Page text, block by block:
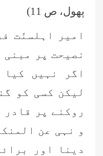
پھول، ص 11)
امیر اہلسنّت
نصیحت پر
اگر نہیں
لیکن کسی کو
روکنے پر
و نہی عن
دینا اور